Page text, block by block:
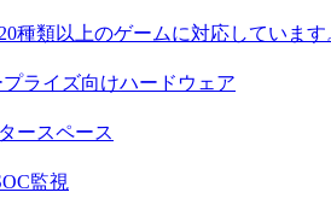
種類以上のゲームに対応していま
ライズ向けハードウェア
ースペース
監視